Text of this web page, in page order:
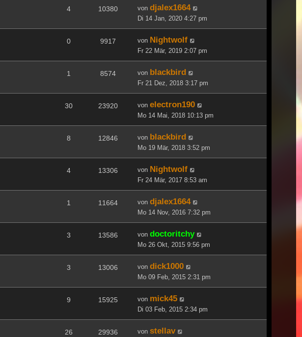
4 10380 von djalex1664
Di 14 Jan, 2020 4:27 pm
0 9917 von Nightwolf
Fr 22 Mär, 2019 2:07 pm
1 8574 von blackbird
Fr 21 Dez, 2018 3:17 pm
30 23920 von electron190
Mo 14 Mai, 2018 10:13 pm
8 12846 von blackbird
Mo 19 Mär, 2018 3:52 pm
4 13306 von Nightwolf
Fr 24 Mär, 2017 8:53 am
1 11664 von djalex1664
Mo 14 Nov, 2016 7:32 pm
3 13586 von doctoritchy
Mo 26 Okt, 2015 9:56 pm
3 13006 von dick1000
Mo 09 Feb, 2015 2:31 pm
9 15925 von mick45
Di 03 Feb, 2015 2:34 pm
26 29936 von stellav